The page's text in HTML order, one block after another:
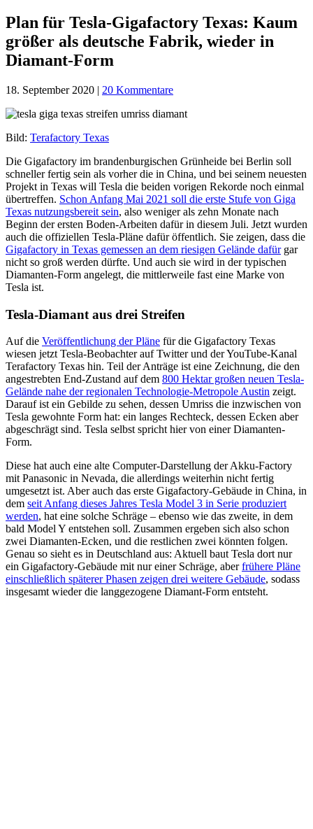
Plan für Tesla-Gigafactory Texas: Kaum
größer als deutsche Fabrik, wieder in
Diamant-Form
18. September 2020 | 20 Kommentare
Bild: Terafactory Texas
Die Gigafactory im brandenburgischen Grünheide bei Berlin soll
schneller fertig sein als vorher die in China, und bei seinem neuesten
Projekt in Texas will Tesla die beiden vorigen Rekorde noch einmal
übertreffen. Schon Anfang Mai 2021 soll die erste Stufe von Giga
Texas nutzungsbereit sein, also weniger als zehn Monate nach
Beginn der ersten Boden-Arbeiten dafür in diesem Juli. Jetzt wurden
auch die offiziellen Tesla-Pläne dafür öffentlich. Sie zeigen, dass die
Gigafactory in Texas gemessen an dem riesigen Gelände dafürgar
nicht so groß werden dürfte. Und auch sie wird in der typischen
Diamanten-Form angelegt, die mittlerweile fast eine Marke von
Tesla ist.
Tesla-Diamant aus drei Streifen
Auf die Veröffentlichung der Pläne für die Gigafactory Texas
wiesen jetzt Tesla-Beobachter auf Twitter und der YouTube-Kanal
Terafactory Texas hin. Teil der Anträge ist eine Zeichnung, die den
angestrebten End-Zustand auf dem 800 Hektar großen neuen Tesla-
Gelände nahe der regionalen Technologie-Metropole Austin zeigt.
Darauf ist ein Gebilde zu sehen, dessen Umriss die inzwischen von
Tesla gewohnte Form hat: ein langes Rechteck, dessen Ecken aber
abgeschrägt sind. Tesla selbst spricht hier von einer Diamanten-
Form.
Diese hat auch eine alte Computer-Darstellung der Akku-Factory
mit Panasonic in Nevada, die allerdings weiterhin nicht fertig
umgesetzt ist. Aber auch das erste Gigafactory-Gebäude in China, in
dem seit Anfang dieses Jahres Tesla Model 3 in Serie produziert
werden, hat eine solche Schräge – ebenso wie das zweite, in dem
bald Model Y entstehen soll. Zusammen ergeben sich also schon
zwei Diamanten-Ecken, und die restlichen zwei könnten folgen.
Genau so sieht es in Deutschland aus: Aktuell baut Tesla dort nur
ein Gigafactory-Gebäude mit nur einer Schräge, aberfrühere Pläne
einschließlich späterer Phasen zeigen drei weitere Gebäude, sodass
insgesamt wieder die langgezogene Diamant-Form entsteht.